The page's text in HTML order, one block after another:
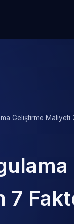
Geliştirme
7